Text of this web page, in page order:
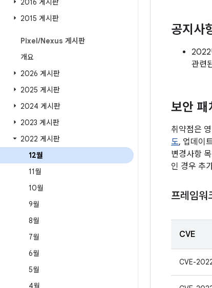
2016 게시판
2015 게시판
Pixel/Nexus 게시판
개요
2026 게시판
2025 게시판
2024 게시판
2023 게시판
2022 게시판
12월
11월
10월
9월
8월
7월
6월
5월
4월
공지사
2022
관련
보안 패
취약점은
도, 업데이
변경사항
인 경우 추
프레임워
CVE
CVE-